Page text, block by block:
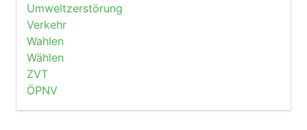
Umweltzerstörung
Verkehr
Wahlen
Wählen
ZVT
ÖPNV